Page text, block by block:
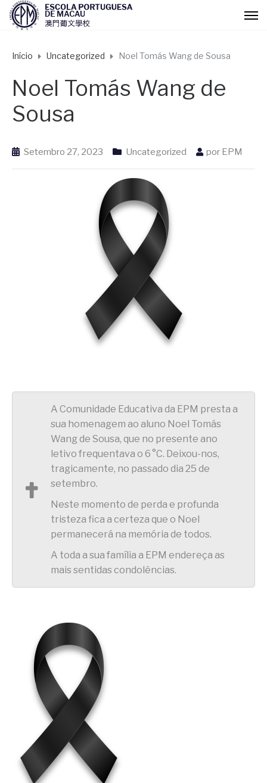
Início Uncategorized Noel Tomás Wang de Sousa
Noel Tomás Wang de
Sousa
Setembro 27, 2023 Uncategorized por EPM
A Comunidade Educativa da EPM presta a
sua homenagem ao aluno Noel Tomás
Wang de Sousa, que no presente ano
letivo frequentava o 6 °C. Deixou-nos,
tragicamente, no passado dia 25 de
setembro.
Neste momento de perda e profunda
tristeza fica a certeza que o Noel
permanecerá na memória de todos.
A toda a sua família a EPM endereça as
mais sentidas condolências.